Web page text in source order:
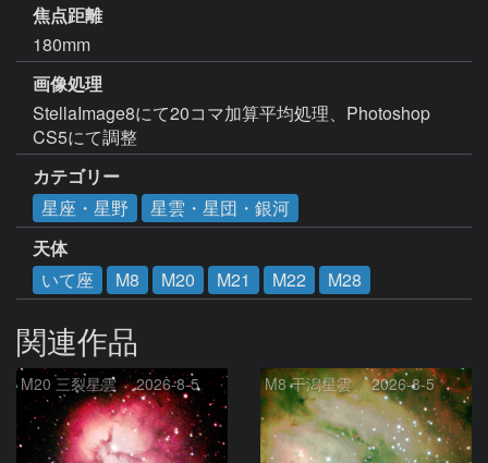
焦点距離
180mm
画像処理
StellaImage8にて20コマ加算平均処理、Photoshop
CS5にて調整
カテゴリー
星座・星野
星雲・星団・銀河
天体
いて座
M8 M20 M21 M22 M28
関連作品
M20 三裂星雲 2026-8-5 M8 干潟星雲 2026-8-5